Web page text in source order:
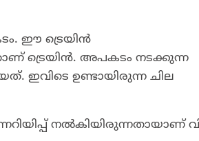
ഈ ട്രെയിൻ
ട്രെയിൻ. അപകടം നടക്കുന്ന
ഇവിടെ ഉണ്ടായിരുന്ന ചില
നൽകിയിരുന്നതായാണ്